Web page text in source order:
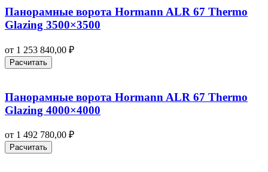
Панорамные ворота Hormann ALR 67 Thermo
Glazing 3500×3500
от 1 253 840,00 ₽
Расчитать
Панорамные ворота Hormann ALR 67 Thermo
Glazing 4000×4000
от 1 492 780,00 ₽
Расчитать